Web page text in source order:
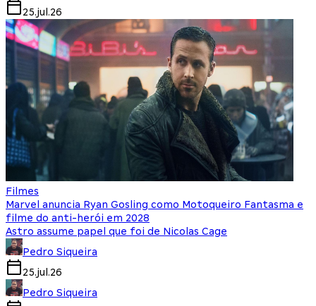
25.jul.26
Filmes
Marvel anuncia Ryan Gosling como Motoqueiro Fantasma e
filme do anti-herói em 2028
Astro assume papel que foi de Nicolas Cage
Pedro Siqueira
25.jul.26
Pedro Siqueira